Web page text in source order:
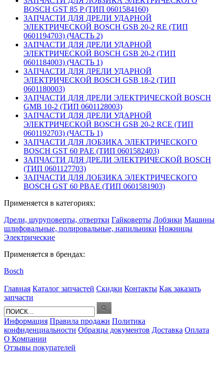
BOSCH GST 85 P (ТИП 0601584160)
ЗАПЧАСТИ ДЛЯ ДРЕЛИ УДАРНОЙ
ЭЛЕКТРИЧЕСКОЙ BOSCH GSB 20-2 RE (ТИП
0601194703) (ЧАСТЬ 2)
ЗАПЧАСТИ ДЛЯ ДРЕЛИ УДАРНОЙ
ЭЛЕКТРИЧЕСКОЙ BOSCH GSB 20-2 (ТИП
0601184003) (ЧАСТЬ 1)
ЗАПЧАСТИ ДЛЯ ДРЕЛИ УДАРНОЙ
ЭЛЕКТРИЧЕСКОЙ BOSCH GSB 18-2 (ТИП
0601180003)
ЗАПЧАСТИ ДЛЯ ДРЕЛИ ЭЛЕКТРИЧЕСКОЙ BOSCH
GMB 10-2 (ТИП 0601128003)
ЗАПЧАСТИ ДЛЯ ДРЕЛИ УДАРНОЙ
ЭЛЕКТРИЧЕСКОЙ BOSCH GSB 20-2 RCE (ТИП
0601192703) (ЧАСТЬ 1)
ЗАПЧАСТИ ДЛЯ ЛОБЗИКА ЭЛЕКТРИЧЕСКОГО
BOSCH GST 60 PAE (ТИП 0601582403)
ЗАПЧАСТИ ДЛЯ ДРЕЛИ ЭЛЕКТРИЧЕСКОЙ BOSCH
(ТИП 0601127703)
ЗАПЧАСТИ ДЛЯ ЛОБЗИКА ЭЛЕКТРИЧЕСКОГО
BOSCH GST 60 PBAE (ТИП 0601581903)
Применяется в категориях:
Дрели, шуруповерты, отвертки Гайковерты Лобзики Машины
шлифовальные, полировальные, напильники Ножницы
Электрические
Применяется в брендах:
Bosch
Главная Каталог запчастей Скидки Контакты Как заказать
запчасти
Информация Правила продажи Политика
конфиденциальности Образцы документов Доставка Оплата
О Компании
Отзывы покупателей